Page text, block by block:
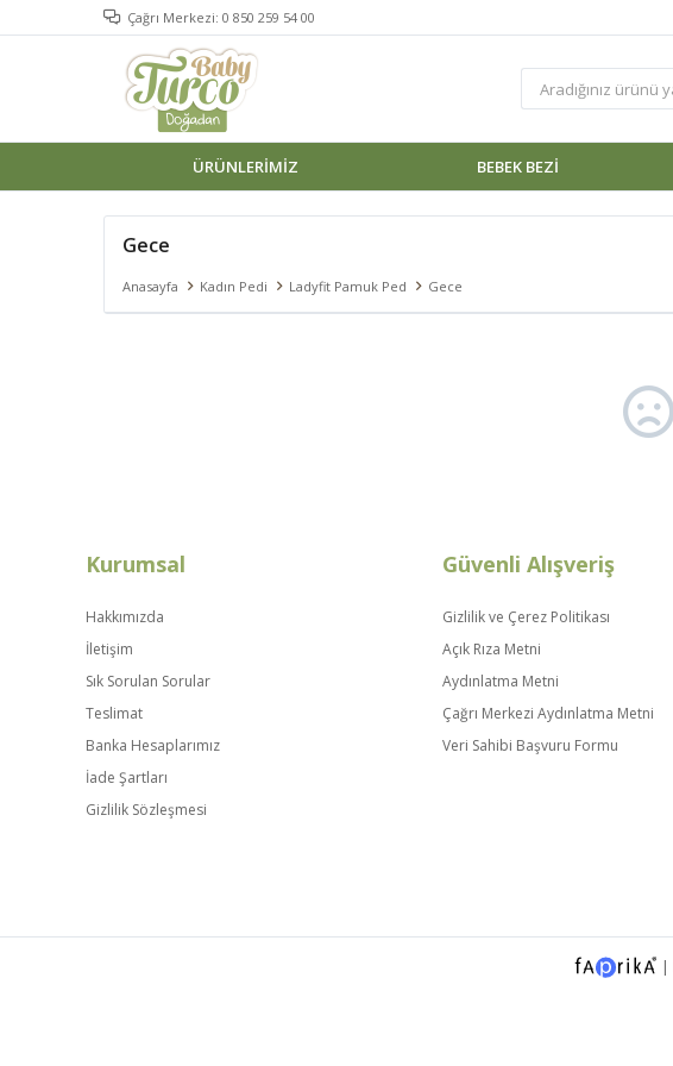
Çağrı Merkezi: 0 850 259 54 00
ÜRÜNLERIMIZ BEBEK BEZI
Gece
Anasayfa Kadın Pedi Ladyfit Pamuk Ped Gece
Kurumsal
Hakkımızda
İletişim
Sık Sorulan Sorular
Teslimat
Banka Hesaplarımız
İade Şartları
Gizlilik Sözleşmesi
Güvenli Alışveriş
Gizlilik ve Çerez Politikası
Açık Rıza Metni
Aydınlatma Metni
Çağrı Merkezi Aydınlatma Metni
Veri Sahibi Başvuru Formu
|